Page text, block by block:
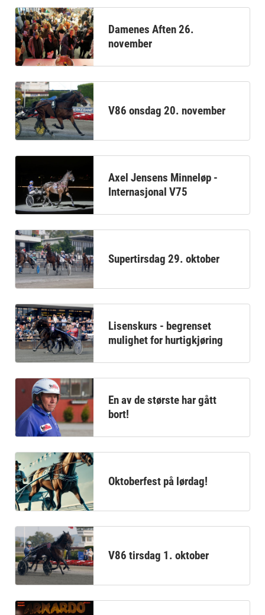
Damenes Aften 26.
november
V86 onsdag 20. november
Axel Jensens Minneløp -
Internasjonal V75
Supertirsdag 29. oktober
Lisenskurs - begrenset
mulighet for hurtigkjøring
En av de største har gått
bort!
Oktoberfest på lørdag!
V86 tirsdag 1. oktober